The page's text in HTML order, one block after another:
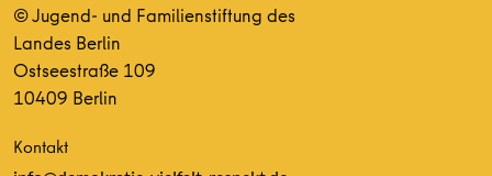
© Jugend- und Familienstiftung des
Landes Berlin
Ostseestraße 109
10409 Berlin
Kontakt